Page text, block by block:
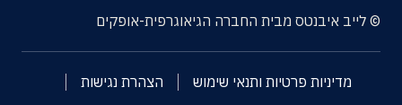
© לייב איבנטס מבית החברה הגיאוגרפית-אופקים
מדיניות פרטיות ותנאי שימוש
הצהרת נגישות